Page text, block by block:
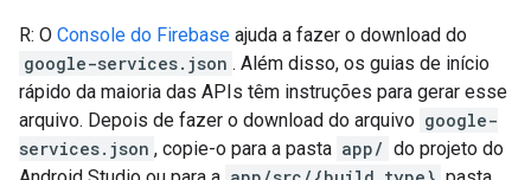
R: O Console do Firebase ajuda a fazer o download do
google-services.json . Além disso, os guias de início
rápido da maioria das APIs têm instruções para gerar esse
arquivo. Depois de fazer o download do arquivo google-
services.json , copie-o para a pasta app/ do projeto do